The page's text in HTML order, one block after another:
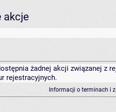
akcje
żadnej akcji związanej z
rejestracyjnych.
Informacji o terminach i